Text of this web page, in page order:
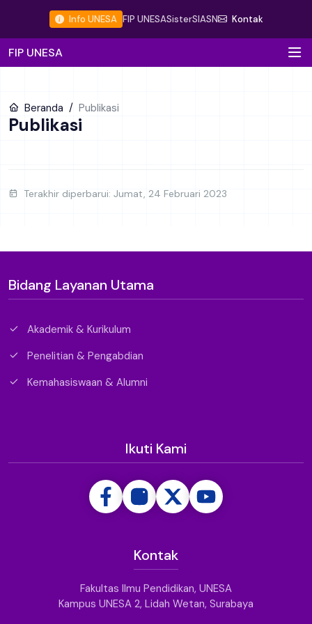
Info UNESA FIP UNESASisterSIASN Kontak
FIP UNESA
Beranda Publikasi
Publikasi
Terakhir diperbarui: Jumat, 24 Februari 2023
Bidang Layanan Utama
Akademik & Kurikulum
Penelitian & Pengabdian
Kemahasiswaan & Alumni
Ikuti Kami
Kontak
Fakultas Ilmu Pendidikan, UNESA
Kampus UNESA 2, Lidah Wetan, Surabaya